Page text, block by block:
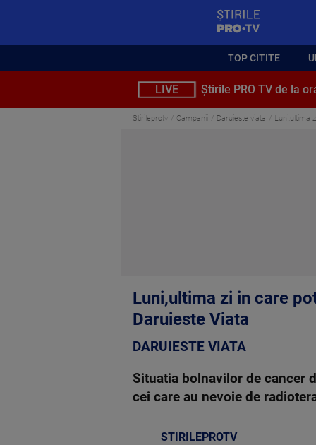
TOP CITITE
LIVE Știrile PRO TV de la
Stirileprotv Campanii Daruieste viata Luni,ultima
Luni,ultima zi in care
Daruieste Viata
DARUIESTE VIATA
Situatia bolnavilor de cancer
cei care au nevoie de
STIRILEPROTV